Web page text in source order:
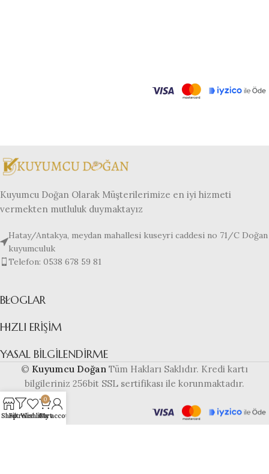
Kuyumcu Doğan Olarak Müşterilerimize en iyi hizmeti
vermekten mutluluk duymaktayız
Hatay/Antakya, meydan mahallesi kuseyri caddesi no 71/C Doğan
kuyumculuk
Telefon: 0538 678 59 81
BLOGLAR
HIZLI ERIŞIM
YASAL BILGILENDIRME
© Kuyumcu Doğan Tüm Hakları Saklıdır. Kredi kartı
bilgileriniz 256bit SSL sertifikası ile korunmaktadır.
ShopFiltrelerWishlist
0
Cart
My account